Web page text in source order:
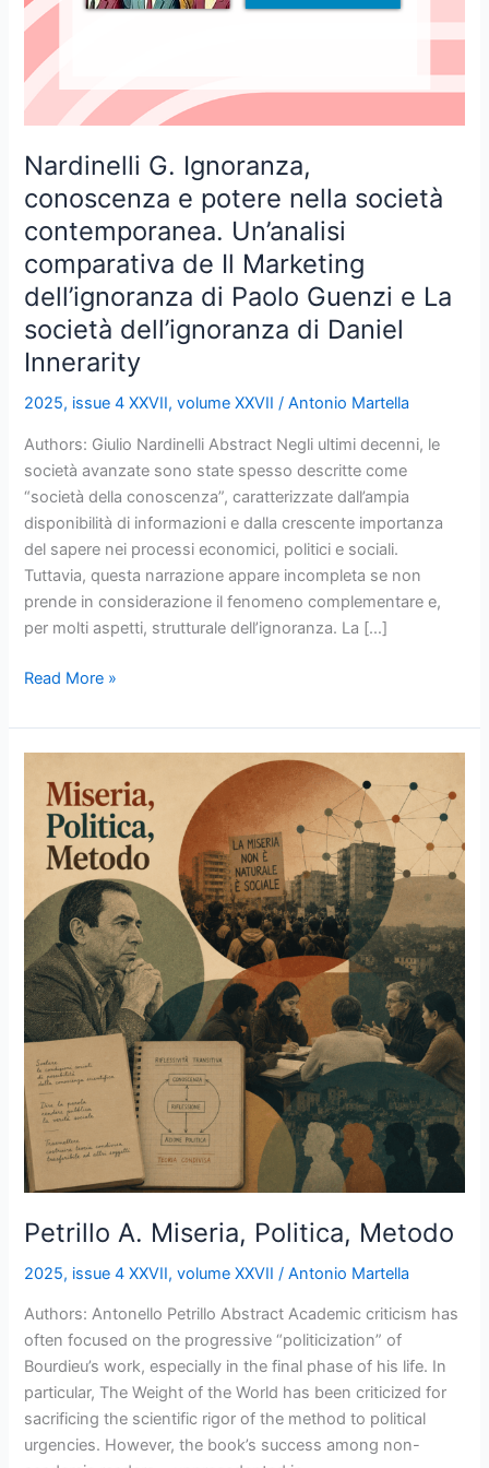
Nardinelli G. Ignoranza,
conoscenza e potere nella società
contemporanea. Un’analisi
comparativa de Il Marketing
dell’ignoranza di Paolo Guenzi e La
società dell’ignoranza di Daniel
Innerarity
2025, issue 4 XXVII,volume XXVII /Antonio Martella
Authors: Giulio Nardinelli Abstract Negli ultimi decenni, le
società avanzate sono state spesso descritte come
“società della conoscenza”, caratterizzate dall’ampia
disponibilità di informazioni e dalla crescente importanza
del sapere nei processi economici, politici e sociali.
Tuttavia, questa narrazione appare incompleta se non
prende in considerazione il fenomeno complementare e,
per molti aspetti, strutturale dell’ignoranza. La […]
Il
Marketing
dell’ignoranza
Paolo
e
La
società
dell’ignoranza
di
Daniel
Innerarity
Read More »
Petrillo A. Miseria, Politica, Metodo
2025, issue 4 XXVII,volume XXVII /Antonio Martella
Authors: Antonello Petrillo Abstract Academic criticism has
often focused on the progressive “politicization” of
Bourdieu’s work, especially in the final phase of his life. In
particular, The Weight of the World has been criticized for
sacrificing the scientific rigor of the method to political
urgencies. However, the book’s success among non-
Miseria,
Politica,
Metodo